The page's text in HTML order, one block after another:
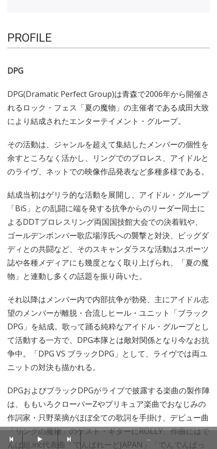
PROFILE
DPG
DPG(Dramatic Perfect Group)は青森で2006年から開催さ
れるロック・フェス「夏の魔物」の主催者である成田大致
により結成されたエンターテイメント・グループ。
その活動は、ジャンルを超えて集結したメンバーの個性を
余すところなく活かし、リングでのプロレス、アイドルと
のライヴ、ネットでの映像作品発表など多種多様である。
結成当初はゲリラ的な活動を展開し、アイドル・グループ
「BiS」との乱闘に端を発する抗争からのリーダー同士に
よるDDTプロレスリング両国国技館大会での決着戦や、
ゴールデンボンバー歌広場淳氏への襲撃と対決、ビッグダ
ディとの共闘など、そのスキャンダラスな活動はスポーツ
誌や各種メディアにも幾度となく取り上げられ、「夏の魔
物」と連動し多くの話題を振り蒔いた。
それ以降はメンバー内で内部抗争が勃発、主にアイドル志
望のメンバーが離脱・合流しヒール・ユニット「ブラック
DPG」を結成。歌って踊る純粋なアイドル・グループとし
て活動する一方で、DPG本隊とは敵対関係となり今なお抗
争中。「DPG VS ブラックDPG」として、ライヴでは両ユ
ニットの対決も描かれる。
DPGおよびブラックDPGがライブで披露する楽曲の製作陣
は、ももいろクローバーZやプリキュア楽曲でおなじみの
作詞家・只野菜摘がほぼ全ての歌詞を手掛け、デビュー曲
「リングの魔物」のゲスト・ギターにROLLY、作曲にはで
んぱ組.inc代表曲「でんぱれーどJAPAN」「でんでんぱっ
--